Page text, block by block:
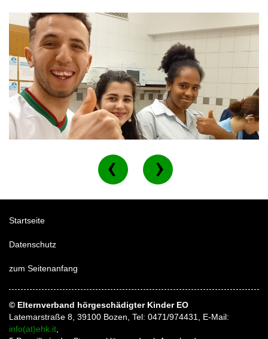
Startseite
Datenschutz
zum Seitenanfang
© Elternverband hörgeschädigter Kinder EO
Latemarstraße 8, 39100 Bozen, Tel: 0471/974431, E-Mail:
info(at)ehk.it